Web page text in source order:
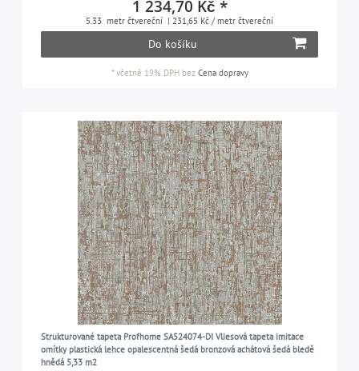
1 234,70 Kč *
5.33 metr čtvereční | 231,65 Kč / metr čtvereční
Do košíku
*včetně 19% DPHbez Cena dopravy
Strukturované tapeta Profhome SA524074-DI Vliesová tapeta imitace
omítky plastická lehce opalescentná šedá bronzová achátová šedá bledě
hnědá 5,33 m2